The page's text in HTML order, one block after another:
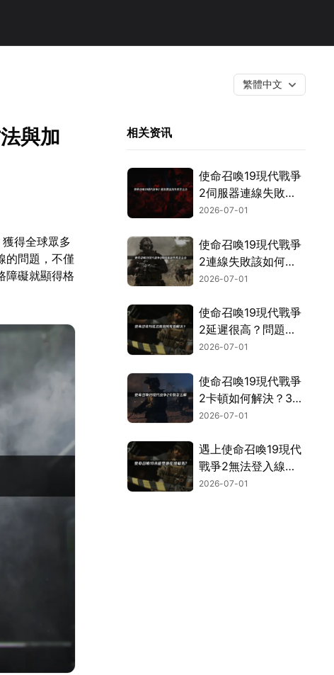
繁體中文
與加
得全球眾多
的問題，不僅
障礙就顯得格
相关资讯
使命召喚19現代戰爭
2伺服器連線失敗？
網路優化障礙排除完
2026-07-01
使命召喚19現代戰爭
2連線失敗該如何處
理？三步驟搞定斷線/
2026-07-01
使命召喚19現代戰爭
2延遲很高？問題成
因與解決方法總整
2026-07-01
使命召喚19現代戰爭
2卡頓如何解決？3招
搞定掉幀延遲問題！
2026-07-01
遇上使命召喚19現代
戰爭2無法登入線上
服務？交給網易UU
2026-07-01